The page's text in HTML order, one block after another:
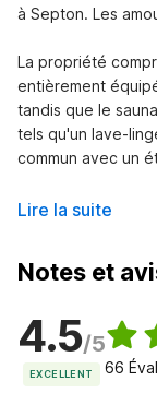
à Septon. Les
La propriété
entièrement
tandis que le
tels qu'un lave-
commun avec un
Lire la suite
Notes et
4.5/5
EXCELLENT 66